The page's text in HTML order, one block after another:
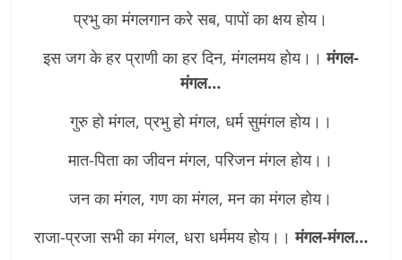
प्रभु का मंगलगान करे सब, पापों का क्षय होय।
इस जग के हर प्राणी का हर दिन, मंगलमय होय।।मंगल-
मंगल…
गुरु हो मंगल, प्रभु हो मंगल, धर्म सुमंगल होय।।
मात-पिता का जीवन मंगल, परिजन मंगल होय।।
जन का मंगल, गण का मंगल, मन का मंगल होय।
राजा-प्रजा सभी का मंगल, धरा धर्ममय होय।।मंगल-मंगल…